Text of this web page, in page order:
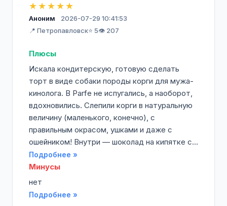
★★★★★
Аноним
2026-07-29 10:41:53
📍 Петропавловск⭐ 5👁️ 207
Плюсы
Искала кондитерскую, готовую сделать
торт в виде собаки породы корги для мужа-
кинолога. В Parfe не испугались, а наоборот,
вдохновились. Слепили корги в натуральную
величину (маленького, конечно), с
правильным окрасом, ушками и даже с
ошейником! Внутри — шоколад на кипятке с...
Подробнее »
Минусы
нет
Подробнее »